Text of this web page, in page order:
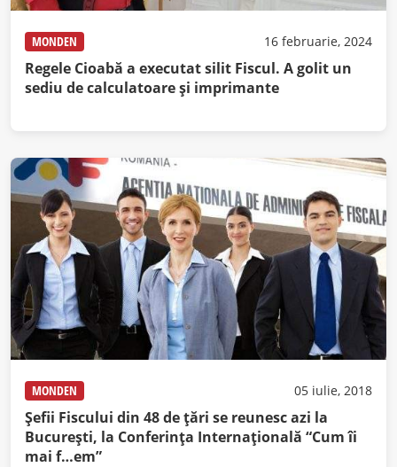
MONDEN 16 februarie, 2024
Regele Cioabă a executat silit Fiscul. A golit un
sediu de calculatoare și imprimante
MONDEN 05 iulie, 2018
Şefii Fiscului din 48 de ţări se reunesc azi la
Bucureşti, la Conferinţa Internaţională “Cum îi
mai f…em”